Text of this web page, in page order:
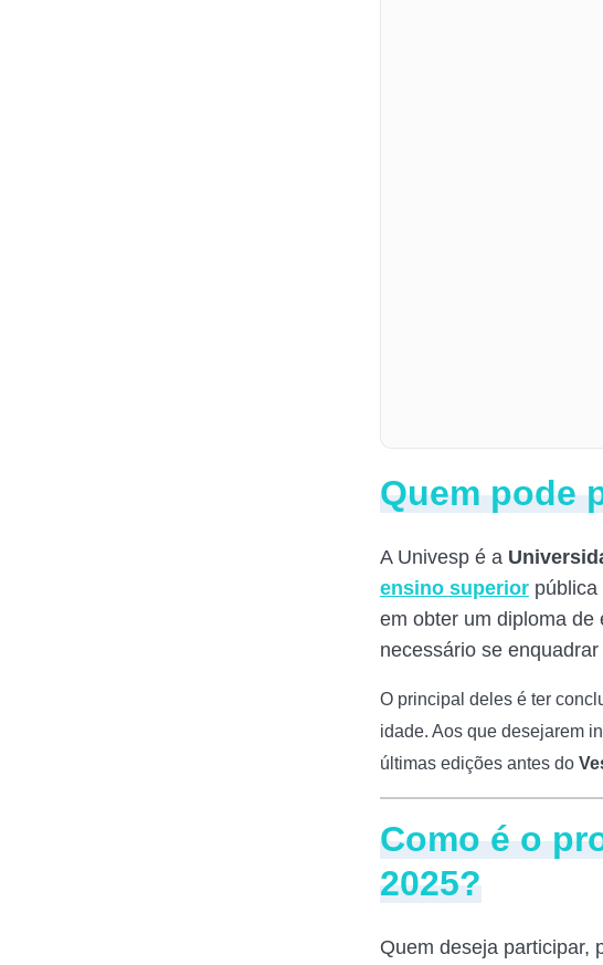
Quem pode
A Univesp é a
ensino superior
em obter um diploma de
necessário se
O principal deles é ter
idade. Aos que desejarem
últimas edições antes do
Como é o
2025?
Quem deseja participar,